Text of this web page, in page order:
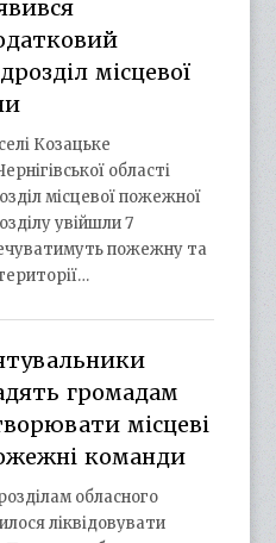
місцевої
Козацьке
області
місцевої пожежної
увійшли 7
пожежну та
громадам
місцеві
команди
обласного
ліквідовувати